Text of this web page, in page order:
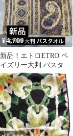
¥4,700
新品！エトロETRO ペ
イズリー大判 バスタオ
ル